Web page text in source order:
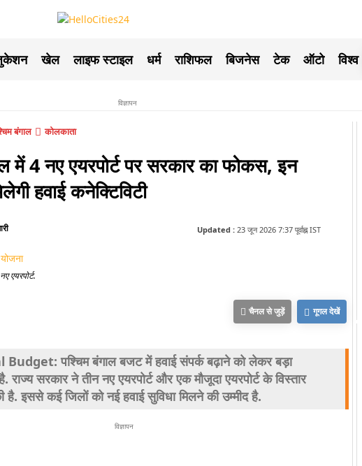
खेल लाइफ स्टाइल धर्म राशिफल बिजनेस टेक ऑटो विश्व
विज्ञापन
बंगाल कोलकाता
में 4 नए एयरपोर्ट पर सरकार का फोकस, इन
हवाई कनेक्टिविटी
Updated : 23 जून 2026 7:37 पूर्वाह्न IST
एयरपोर्ट.
गूगल देखें
चैनल से जुड़ें
पश्चिम बंगाल बजट में हवाई संपर्क बढ़ाने को लेकर बड़ा
राज्य सरकार ने तीन नए एयरपोर्ट और एक मौजूदा एयरपोर्ट के विस्तार
है. इससे कई जिलों को नई हवाई सुविधा मिलने की उम्मीद है.
विज्ञापन